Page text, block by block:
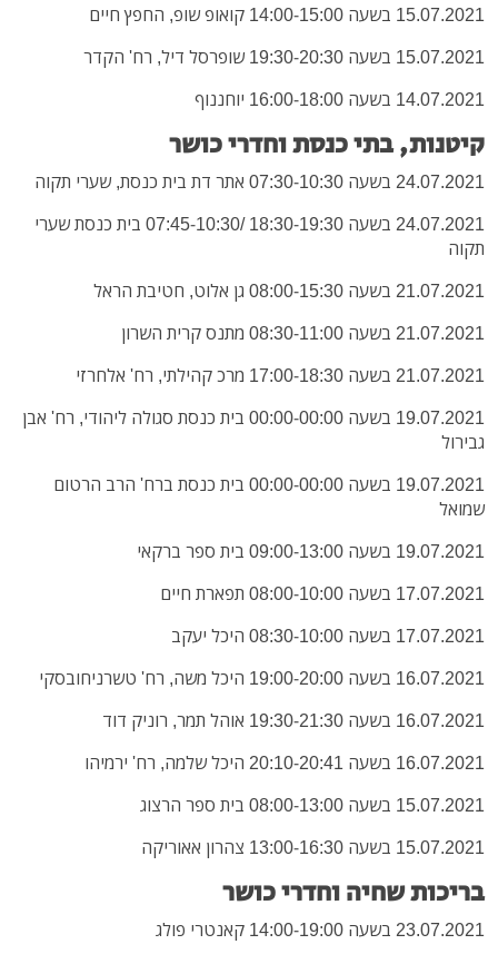
15.07.2021 בשעה 14:00-15:00 קואופ שופ, החפץ חיים
15.07.2021 בשעה 19:30-20:30 שופרסל דיל, רח' הקדר
14.07.2021 בשעה 16:00-18:00 יוחננוף
קיטנות, בתי כנסת וחדרי כושר
24.07.2021 בשעה 07:30-10:30 אתר דת בית כנסת, שערי תקוה
24.07.2021 בשעה 18:30-19:30 /07:45-10:30 בית כנסת שערי
תקוה
21.07.2021 בשעה 08:00-15:30 גן אלוט, חטיבת הראל
21.07.2021 בשעה 08:30-11:00 מתנס קרית השרון
21.07.2021 בשעה 17:00-18:30 מרכ קהילתי, רח' אלחרזי
19.07.2021 בשעה 00:00-00:00 בית כנסת סגולה ליהודי, רח' אבן
גבירול
19.07.2021 בשעה 00:00-00:00 בית כנסת ברח' הרב הרטום
שמואל
19.07.2021 בשעה 09:00-13:00 בית ספר ברקאי
17.07.2021 בשעה 08:00-10:00 תפארת חיים
17.07.2021 בשעה 08:30-10:00 היכל יעקב
16.07.2021 בשעה 19:00-20:00 היכל משה, רח' טשרניחובסקי
16.07.2021 בשעה 19:30-21:30 אוהל תמר, רוניק דוד
16.07.2021 בשעה 20:10-20:41 היכל שלמה, רח' ירמיהו
15.07.2021 בשעה 08:00-13:00 בית ספר הרצוג
15.07.2021 בשעה 13:00-16:30 צהרון אאוריקה
בריכות שחיה וחדרי כושר
23.07.2021 בשעה 14:00-19:00 קאנטרי פולג